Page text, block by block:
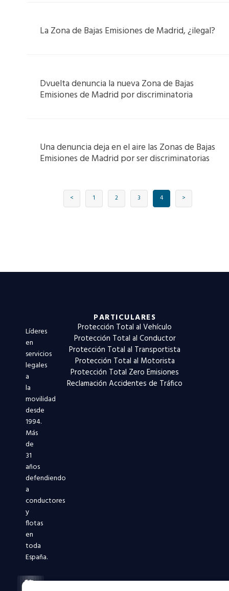
La Zona de Bajas Emisiones de Madrid, ¿ilegal?
Dvuelta denuncia la nueva Zona de Bajas
Emisiones de Madrid por discriminatoria
Una denuncia deja en el aire las Zonas de Bajas
Emisiones de Madrid por ser discriminatorias
< 1 2 3 4 >
Líderes
en
servicios
legales
a
la
movilidad
desde
1994.
Más
de
31
años
defendiendo
a
conductores
y
flotas
en
toda
España.
Facebook-
X-
Instagram
Linkedin-
Youtube
PARTICULARES
Protección Total al Vehículo
Protección Total al Conductor
Protección Total al Transportista
Protección Total al Motorista
Protección Total Zero Emisiones
Reclamación Accidentes de Tráfico